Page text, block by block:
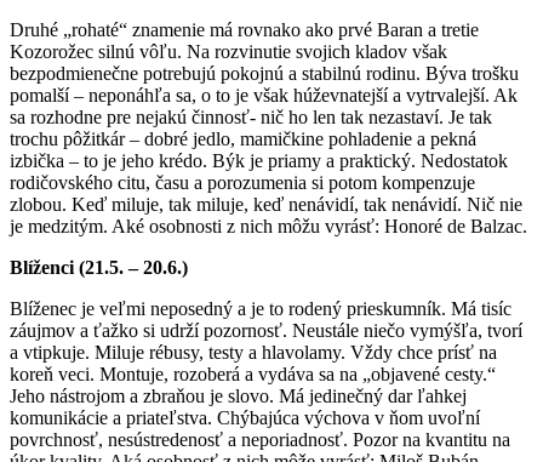
Druhé „rohaté“ znamenie má rovnako ako prvé Baran a tretie
Kozorožec silnú vôľu. Na rozvinutie svojich kladov však
bezpodmienečne potrebujú pokojnú a stabilnú rodinu. Býva trošku
pomalší – neponáhľa sa, o to je však húževnatejší a vytrvalejší. Ak
sa rozhodne pre nejakú činnosť- nič ho len tak nezastaví. Je tak
trochu pôžitkár – dobré jedlo, mamičkine pohladenie a pekná
izbička – to je jeho krédo. Býk je priamy a praktický. Nedostatok
rodičovského citu, času a porozumenia si potom kompenzuje
zlobou. Keď miluje, tak miluje, keď nenávidí, tak nenávidí. Nič nie
je medzitým. Aké osobnosti z nich môžu vyrásť: Honoré de Balzac.
Blíženci (21.5. – 20.6.)
Blíženec je veľmi neposedný a je to rodený prieskumník. Má tisíc
záujmov a ťažko si udrží pozornosť. Neustále niečo vymýšľa, tvorí
a vtipkuje. Miluje rébusy, testy a hlavolamy. Vždy chce prísť na
koreň veci. Montuje, rozoberá a vydáva sa na „objavené cesty.“
Jeho nástrojom a zbraňou je slovo. Má jedinečný dar ľahkej
komunikácie a priateľstva. Chýbajúca výchova v ňom uvoľní
povrchnosť, nesústredenosť a neporiadnosť. Pozor na kvantitu na